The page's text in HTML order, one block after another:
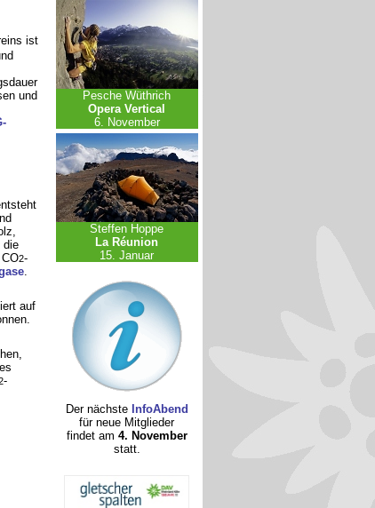
ist
und
die
2-
.
auf
-
Pesche Wüthrich
Opera Vertical
6. November
Steffen Hoppe
La Réunion
15. Januar
Der nächste InfoAbend
für neue Mitglieder
findet am 4. November
statt.